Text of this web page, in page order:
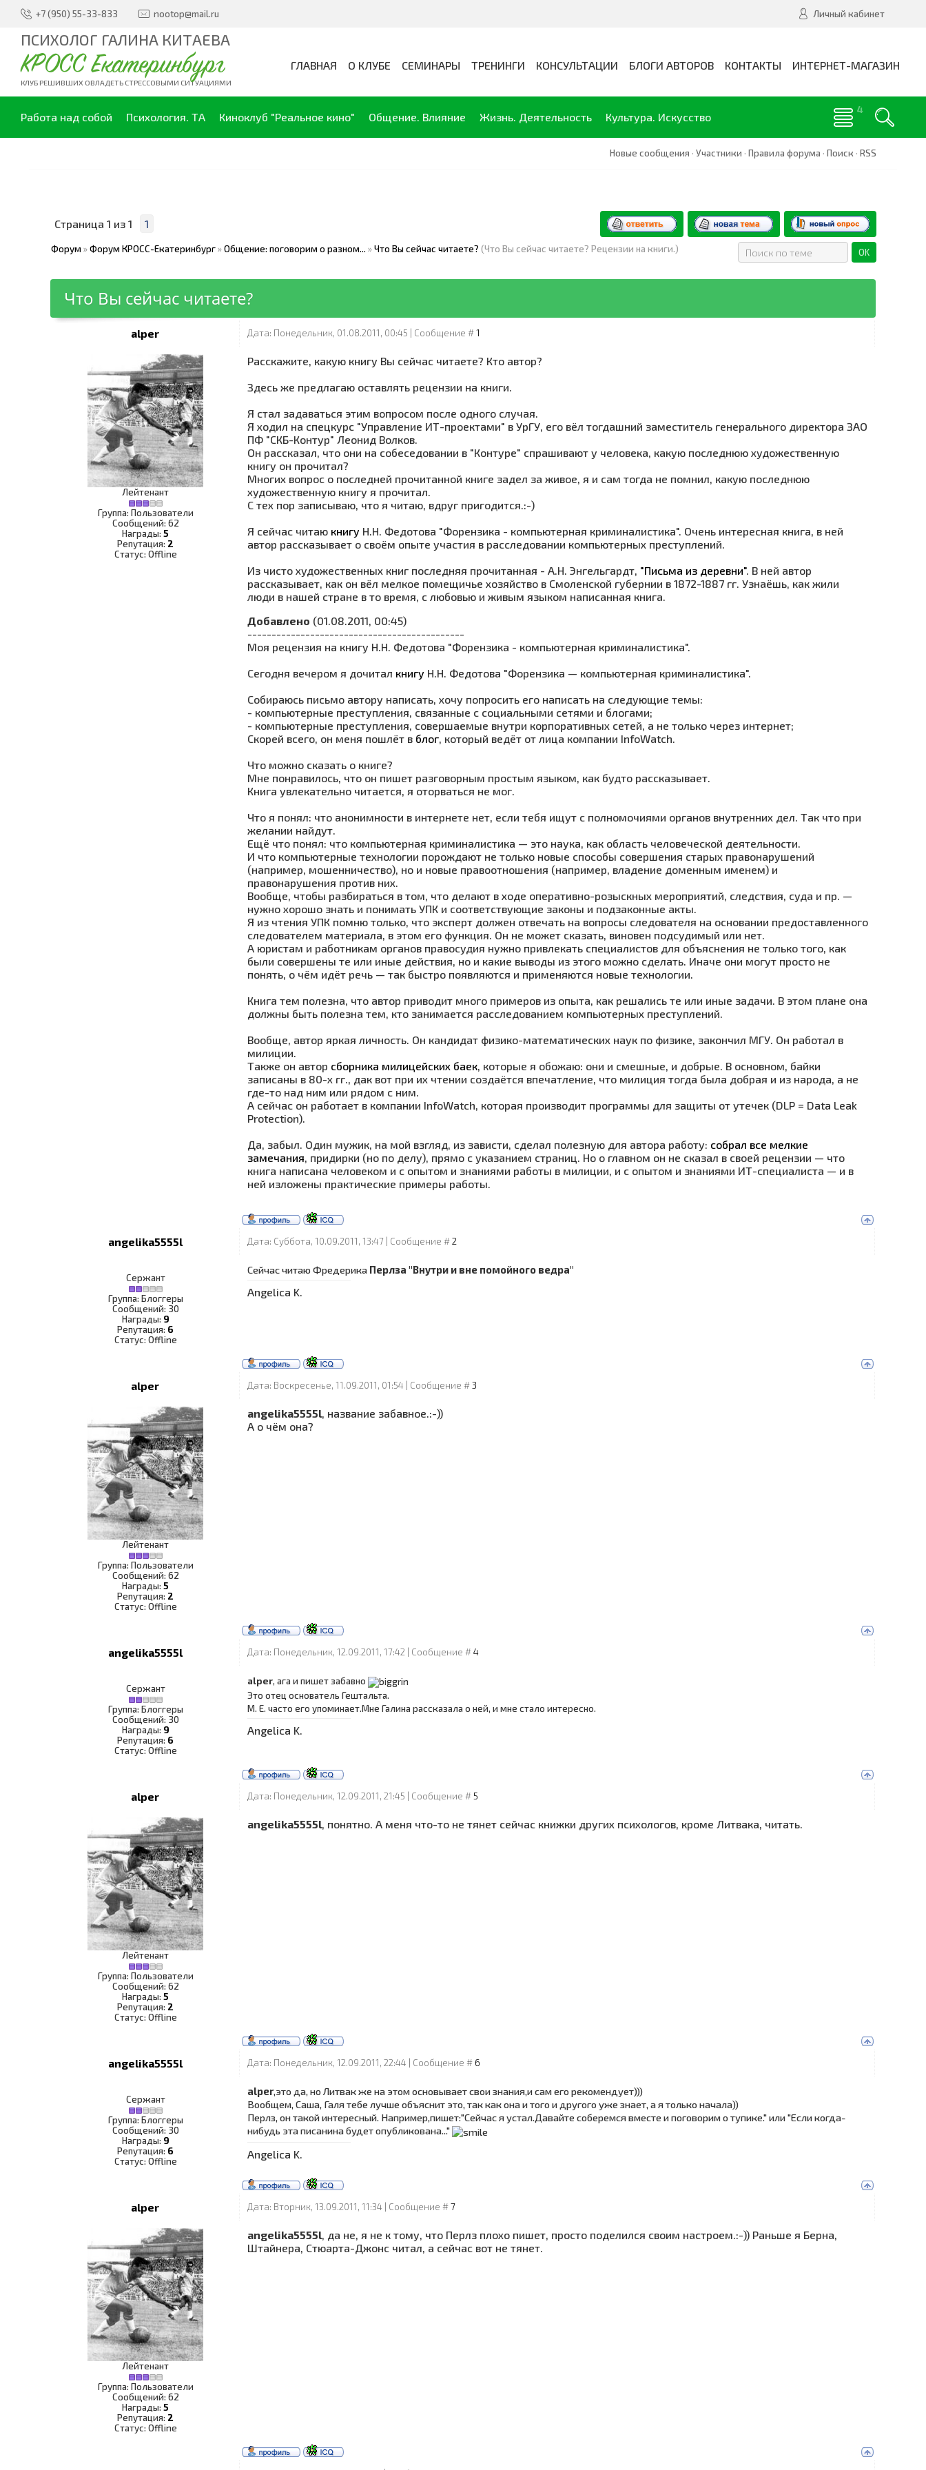
+7 (950) 55-33-833 nootop@mail.ru Личный кабинет
ПСИХОЛОГ ГАЛИНА КИТАЕВА
КРОСС Екатеринбург
КЛУБ РЕШИВШИХ ОВЛАДЕТЬ СТРЕССОВЫМИ СИТУАЦИЯМИ
ГЛАВНАЯ О КЛУБЕ СЕМИНАРЫ ТРЕНИНГИ КОНСУЛЬТАЦИИ БЛОГИ АВТОРОВ КОНТАКТЫ ИНТЕРНЕТ-МАГАЗИН
Работа над собой Психология. ТА Киноклуб "Реальное кино" Общение. Влияние Жизнь. Деятельность Культура. Искусство
Новые сообщения · Участники · Правила форума · Поиск · RSS
Страница 1 из 1 1
Форум »Форум КРОСС-Екатеринбург»Общение: поговорим о разном... »Что Вы сейчас читаете? (Что Вы сейчас читаете? Рецензии на книги.)
Что Вы сейчас читаете?
alper Дата: Понедельник, 01.08.2011, 00:45 | Сообщение #1
Лейтенант
Группа: Пользователи
Сообщений: 62
Награды: 5
Репутация: 2
Статус: Offline
Расскажите, какую книгу Вы сейчас читаете? Кто автор?
Здесь же предлагаю оставлять рецензии на книги.
Я стал задаваться этим вопросом после одного случая.
Я ходил на спецкурс "Управление ИТ-проектами" в УрГУ, его вёл тогдашний заместитель генерального директора ЗАО
ПФ "СКБ-Контур" Леонид Волков.
Он рассказал, что они на собеседовании в "Контуре" спрашивают у человека, какую последнюю художественную
книгу он прочитал?
Многих вопрос о последней прочитанной книге задел за живое, я и сам тогда не помнил, какую последнюю
художественную книгу я прочитал.
С тех пор записываю, что я читаю, вдруг пригодится.:-)
Я сейчас читаю книгу Н.Н. Федотова "Форензика - компьютерная криминалистика". Очень интересная книга, в ней
автор рассказывает о своём опыте участия в расследовании компьютерных преступлений.
Из чисто художественных книг последняя прочитанная - А.Н. Энгельгардт, "Письма из деревни". В ней автор
рассказывает, как он вёл мелкое помещичье хозяйство в Смоленской губернии в 1872-1887 гг. Узнаёшь, как жили
люди в нашей стране в то время, с любовью и живым языком написанная книга.
Добавлено (01.08.2011, 00:45)
---------------------------------------------
Моя рецензия на книгу Н.Н. Федотова "Форензика - компьютерная криминалистика".
Сегодня вечером я дочитал книгу Н.Н. Федотова "Форензика — компьютерная криминалистика".
Собираюсь письмо автору написать, хочу попросить его написать на следующие темы:
- компьютерные преступления, связанные с социальными сетями и блогами;
- компьютерные преступления, совершаемые внутри корпоративных сетей, а не только через интернет;
Скорей всего, он меня пошлёт в блог, который ведёт от лица компании InfoWatch.
Что можно сказать о книге?
Мне понравилось, что он пишет разговорным простым языком, как будто рассказывает.
Книга увлекательно читается, я оторваться не мог.
Что я понял: что анонимности в интернете нет, если тебя ищут с полномочиями органов внутренних дел. Так что при
желании найдут.
Ещё что понял: что компьютерная криминалистика — это наука, как область человеческой деятельности.
И что компьютерные технологии порождают не только новые способы совершения старых правонарушений
(например, мошенничество), но и новые правоотношения (например, владение доменным именем) и
правонарушения против них.
Вообще, чтобы разбираться в том, что делают в ходе оперативно-розыскных мероприятий, следствия, суда и пр. —
нужно хорошо знать и понимать УПК и соответствующие законы и подзаконные акты.
Я из чтения УПК помню только, что эксперт должен отвечать на вопросы следователя на основании предоставленного
следователем материала, в этом его функция. Он не может сказать, виновен подсудимый или нет.
А юристам и работникам органов правосудия нужно привлекать специалистов для объяснения не только того, как
были совершены те или иные действия, но и какие выводы из этого можно сделать. Иначе они могут просто не
понять, о чём идёт речь — так быстро появляются и применяются новые технологии.
Книга тем полезна, что автор приводит много примеров из опыта, как решались те или иные задачи. В этом плане она
должны быть полезна тем, кто занимается расследованием компьютерных преступлений.
Вообще, автор яркая личность. Он кандидат физико-математических наук по физике, закончил МГУ. Он работал в
милиции.
Также он автор сборника милицейских баек, которые я обожаю: они и смешные, и добрые. В основном, байки
записаны в 80-х гг., дак вот при их чтении создаётся впечатление, что милиция тогда была добрая и из народа, а не
где-то над ним или рядом с ним.
А сейчас он работает в компании InfoWatch, которая производит программы для защиты от утечек (DLP = Data Leak
Protection).
Да, забыл. Один мужик, на мой взгляд, из зависти, сделал полезную для автора работу: собрал все мелкие
замечания, придирки (но по делу), прямо с указанием страниц. Но о главном он не сказал в своей рецензии — что
книга написана человеком и с опытом и знаниями работы в милиции, и с опытом и знаниями ИТ-специалиста — и в
ней изложены практические примеры работы.
angelika5555l Дата: Суббота, 10.09.2011, 13:47 | Сообщение #2
Сержант
Группа: Блоггеры
Сообщений: 30
Награды: 9
Репутация: 6
Статус: Offline
Сейчас читаю Фредерика Перлза "Внутри и вне помойного ведра"
Angelica K.
alper Дата: Воскресенье, 11.09.2011, 01:54 | Сообщение #3
Лейтенант
Группа: Пользователи
Сообщений: 62
Награды: 5
Репутация: 2
Статус: Offline
angelika5555l, название забавное.:-))
А о чём она?
angelika5555l Дата: Понедельник, 12.09.2011, 17:42 | Сообщение #4
Сержант
Группа: Блоггеры
Сообщений: 30
Награды: 9
Репутация: 6
Статус: Offline
alper, ага и пишет забавно
Это отец основатель Гештальта.
М. Е. часто его упоминает.Мне Галина рассказала о ней, и мне стало интересно.
Angelica K.
alper Дата: Понедельник, 12.09.2011, 21:45 | Сообщение # 5
Лейтенант
Группа: Пользователи
Сообщений: 62
Награды: 5
Репутация: 2
Статус: Offline
angelika5555l, понятно. А меня что-то не тянет сейчас книжки других психологов, кроме Литвака, читать.
angelika5555l Дата: Понедельник, 12.09.2011, 22:44 | Сообщение # 6
Сержант
Группа: Блоггеры
Сообщений: 30
Награды: 9
Репутация: 6
Статус: Offline
alper,это да, но Литвак же на этом основывает свои знания,и сам его рекомендует)))
Вообщем, Саша, Галя тебе лучше объяснит это, так как она и того и другого уже знает, а я только начала))
Перлз, он такой интересный. Например,пишет:"Сейчас я устал.Давайте соберемся вместе и поговорим о тупике." или "Если когда-
нибудь эта писанина будет опубликована..."
Angelica K.
alper Дата: Вторник, 13.09.2011, 11:34 | Сообщение #7
Лейтенант
Группа: Пользователи
Сообщений: 62
Награды: 5
Репутация: 2
Статус: Offline
angelika5555l, да не, я не к тому, что Перлз плохо пишет, просто поделился своим настроем.:-)) Раньше я Берна,
Штайнера, Стюарта-Джонс читал, а сейчас вот не тянет.